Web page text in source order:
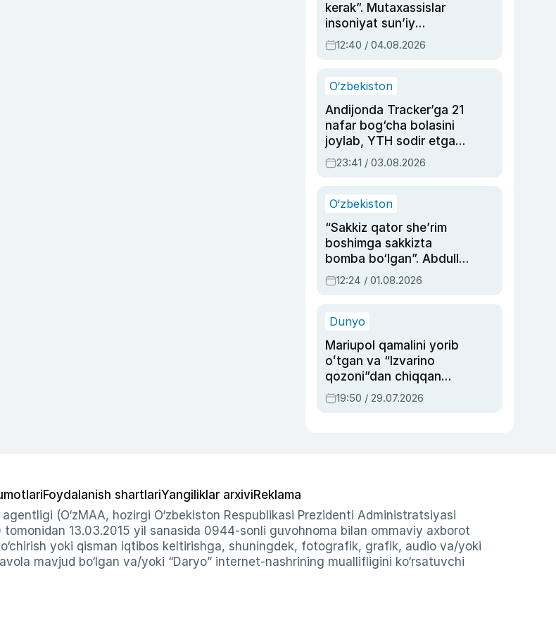
kerak”. Mutaxassislar
insoniyat sun’iy
intellektni boshqara
olmay qolishidan xavotir
12:40 / 04.08.2026
O‘zbekiston
Andijonda Tracker’ga 21
nafar bog‘cha bolasini
joylab, YTH sodir etgan
ayolga sud hukmi o‘qildi
23:41 / 03.08.2026
O‘zbekiston
“Sakkiz qator she’rim
boshimga sakkizta
bomba bo‘lgan”. Abdulla
Oripovni siyosiy
ayblovlardan asrab
12:24 / 01.08.2026
Dunyo
Mariupol qamalini yorib
oʻtgan va “Izvarino
qozoni”dan chiqqan
qahramon — Ukraina
armiyasi bosh
19:50 / 29.07.2026
Foydalanish shartlariYangiliklar arxiviReklama
(O‘zMAA, hozirgi O‘zbekiston Respublikasi Prezidenti Administratsiyasi
13.03.2015 yil sanasida 0944-sonli guvohnoma bilan ommaviy axborot
yoki qisman iqtibos keltirishga, shuningdek, fotografik, grafik, audio va/yoki
mavjud bo‘lgan va/yoki “Daryo” internet-nashrining muallifligini ko‘rsatuvchi